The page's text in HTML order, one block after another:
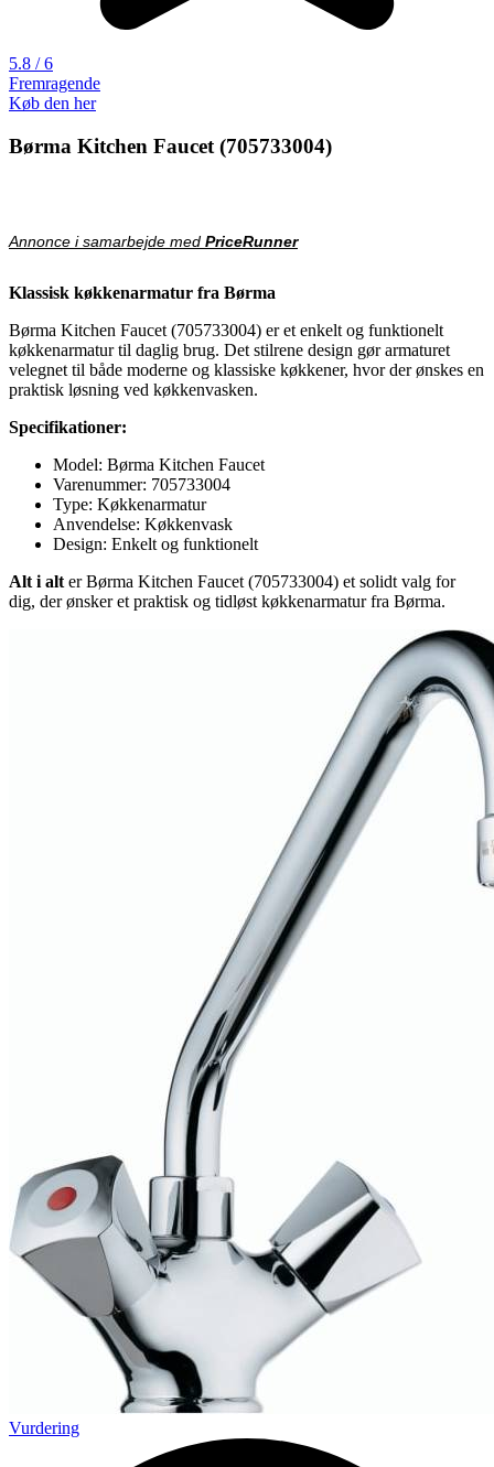
5.8 / 6
Fremragende
Køb den her
Børma Kitchen Faucet (705733004)
Annonce i samarbejde med PriceRunner
Klassisk køkkenarmatur fra Børma
Børma Kitchen Faucet (705733004) er et enkelt og funktionelt
køkkenarmatur til daglig brug. Det stilrene design gør armaturet
velegnet til både moderne og klassiske køkkener, hvor der ønskes en
praktisk løsning ved køkkenvasken.
Specifikationer:
Model: Børma Kitchen Faucet
Varenummer: 705733004
Type: Køkkenarmatur
Anvendelse: Køkkenvask
Design: Enkelt og funktionelt
Alt i alt er Børma Kitchen Faucet (705733004) et solidt valg for
dig, der ønsker et praktisk og tidløst køkkenarmatur fra Børma.
Vurdering